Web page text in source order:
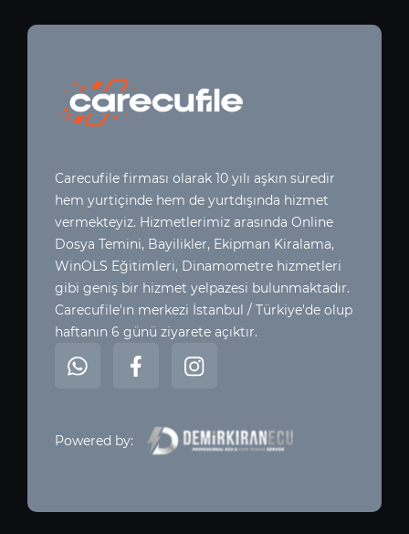
Carecufile firması olarak 10 yılı aşkın süredir
hem yurtiçinde hem de yurtdışında hizmet
vermekteyiz. Hizmetlerimiz arasında Online
Dosya Temini, Bayilikler, Ekipman Kiralama,
WinOLS Eğitimleri, Dinamometre hizmetleri
gibi geniş bir hizmet yelpazesi bulunmaktadır.
Carecufile'ın merkezi İstanbul / Türkiye'de olup
haftanın 6 günü ziyarete açıktır.
Powered by: